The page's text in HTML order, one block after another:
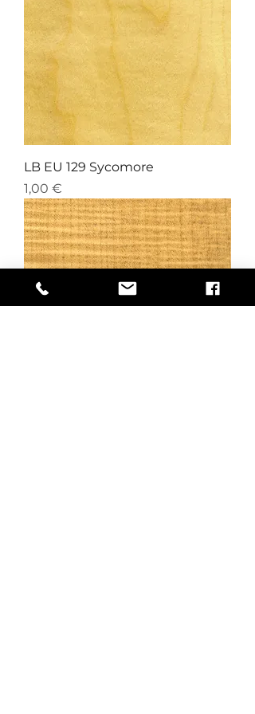
LB EU 129 Sycomore
Preis
1,00 €